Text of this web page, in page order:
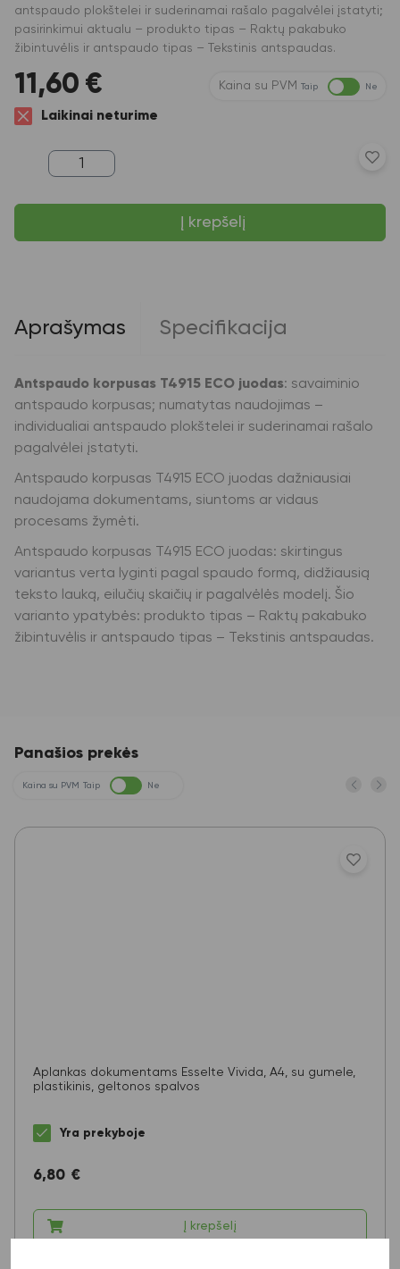
antspaudo plokštelei ir suderinamai rašalo pagalvėlei įstatyti;
pasirinkimui aktualu – produkto tipas – Raktų pakabuko
žibintuvėlis ir antspaudo tipas – Tekstinis antspaudas.
11,60 € Kaina su PVM Taip Ne
Laikinai neturime
produkto
kiekis:
korpusas
ECO
Į krepšelį
Aprašymas Specifikacija
Antspaudo korpusas T4915 ECO juodas: savaiminio
antspaudo korpusas; numatytas naudojimas –
individualiai antspaudo plokštelei ir suderinamai rašalo
pagalvėlei įstatyti.
Antspaudo korpusas T4915 ECO juodas dažniausiai
naudojama dokumentams, siuntoms ar vidaus
procesams žymėti.
Antspaudo korpusas T4915 ECO juodas: skirtingus
variantus verta lyginti pagal spaudo formą, didžiausią
teksto lauką, eilučių skaičių ir pagalvėlės modelį. Šio
varianto ypatybės: produkto tipas – Raktų pakabuko
žibintuvėlis ir antspaudo tipas – Tekstinis antspaudas.
Panašios prekės
Kaina su PVM Taip Ne
Aplankas dokumentams Esselte Vivida, A4, su gumele,
plastikinis, geltonos spalvos
Yra prekyboje
6,80 €
Į krepšelį